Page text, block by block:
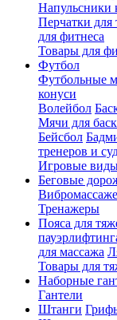
Напульсники
Перчатки для
для фитнеса
Товары для
Футбол
Футбольные
конуси
Волейбол
Мячи для
Бейсбол
тренеров и
Игровые
Беговые
Тренажеры
Пояса для
для массажа
Товары для
Наборные
Гантели
Штанги